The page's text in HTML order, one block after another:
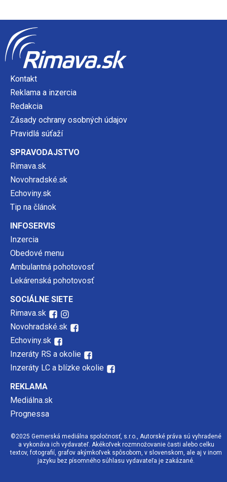
Kontakt
Reklama a inzercia
Redakcia
Zásady ochrany osobných údajov
Pravidlá súťaží
SPRAVODAJSTVO
Rimava.sk
Novohradské.sk
Echoviny.sk
Tip na článok
INFOSERVIS
Inzercia
Obedové menu
Ambulantná pohotovosť
Lekárenská pohotovosť
SOCIÁLNE SIETE
Rimava.sk
Novohradské.sk
Echoviny.sk
Inzeráty RS a okolie
Inzeráty LC a blízke okolie
REKLAMA
Mediálna.sk
Prognessa
©2025 Gemerská mediálna spoločnosť, s.r.o., Autorské práva sú vyhradené
a vykonáva ich vydavateľ. Akékoľvek rozmnožovanie časti alebo celku
textov, fotografií, grafov akýmkoľvek spôsobom, v slovenskom, ale aj v inom
jazyku bez písomného súhlasu vydavateľa je zakázané.